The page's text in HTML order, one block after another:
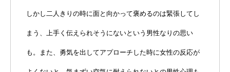
しかし二人きりの時に面と向かって褒めるのは緊張してし
まう、上手く伝えられそうにないという男性なりの思い
も。また、勇気を出してアプローチした時に女性の反応が